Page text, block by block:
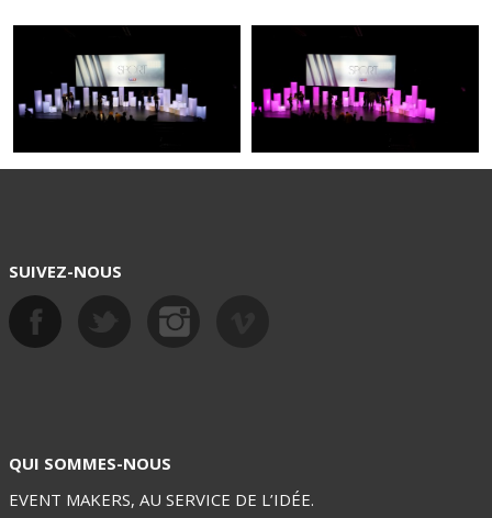
SUIVEZ-NOUS
QUI SOMMES-NOUS
EVENT MAKERS, AU SERVICE DE L’IDÉE.